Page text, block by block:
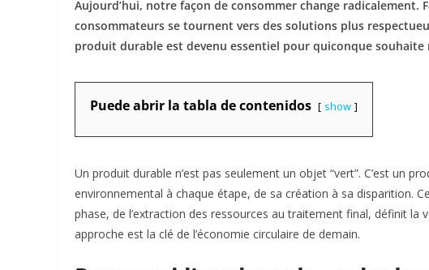
Aujourd’hui, notre façon de consommer change radicalement.
consommateurs se tournent vers des solutions plus
produit durable est devenu essentiel pour quiconque
Puede abrir la tabla de contenidos show
Un produit durable n’est pas seulement un objet “vert”. C’est un
environnemental à chaque étape, de sa création à sa disparition.
phase, de l’extraction des ressources au traitement final, définit
approche est la clé de l’économie circulaire de demain.